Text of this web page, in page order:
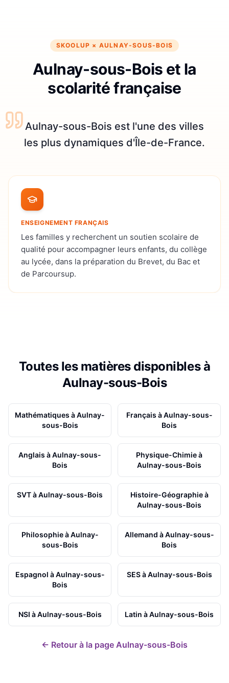
SKOOLUP × AULNAY-SOUS-BOIS
Aulnay-sous-Bois et la
scolarité française
Aulnay-sous-Bois est l'une des villes
les plus dynamiques d'Île-de-France.
ENSEIGNEMENT FRANÇAIS
Les familles y recherchent un soutien scolaire de
qualité pour accompagner leurs enfants, du collège
au lycée, dans la préparation du Brevet, du Bac et
de Parcoursup.
Toutes les matières disponibles à
Aulnay-sous-Bois
Mathématiques àAulnay-
sous-Bois
Français àAulnay-sous-
Bois
Anglais àAulnay-sous-
Bois
Physique-Chimieà
Aulnay-sous-Bois
SVTàAulnay-sous-Bois Histoire-Géographieà
Aulnay-sous-Bois
PhilosophieàAulnay-
sous-Bois
Allemand àAulnay-sous-
Bois
Espagnol àAulnay-sous-
Bois
SESàAulnay-sous-Bois
NSI àAulnay-sous-Bois Latin àAulnay-sous-Bois
← Retour à la page Aulnay-sous-Bois